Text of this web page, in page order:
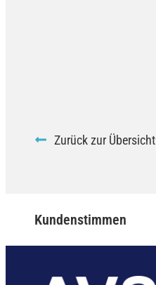
Zurück zur Übersicht
Kundenstimmen